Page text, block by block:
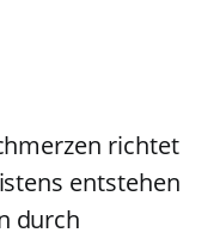
richtet
entstehen
durch